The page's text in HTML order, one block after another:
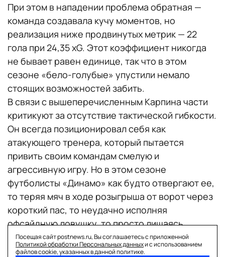
При этом в нападении проблема обратная —
команда создавала кучу моментов, но
реализация ниже продвинутых метрик — 22
гола при 24,35 xG. Этот коэффициент никогда
не бывает равен единице, так что в этом
сезоне «бело-голубые» упустили немало
стоящих возможностей забить.
В связи с вышеперечисленным Карпина части
критикуют за отсутствие тактической гибкости.
Он всегда позиционировал себя как
атакующего тренера, который пытается
привить своим командам смелую и
агрессивную игру. Но в этом сезоне
футболисты «Динамо» как будто отвергают ее,
то теряя мяч в ходе розыгрыша от ворот через
короткий пас, то неудачно исполняя
офсайдную ловушку, то просто лишаясь
концентрации в переходных эпизодах, когда
мяч уходит к сопернику.
Посещая сайт postnews.ru, Вы соглашаетесь с приложенной
Политикой обработки Персональных данныхи с использованием
файлов cookie, указанных в данной политике.